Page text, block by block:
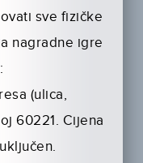
sve fizičke
nagradne igre
(ulica,
60221. Cijena